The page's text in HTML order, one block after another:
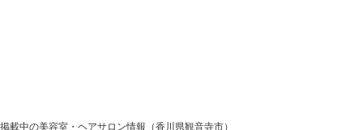
掲載中の美容室・ヘアサロン情報（香川県観音寺市）